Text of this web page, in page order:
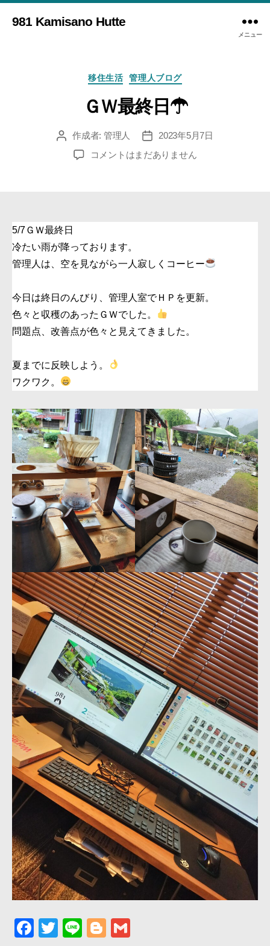
981 Kamisano Hutte
メニュー
カ
テ
ゴ
リ
移住生活 管理人ブログ
ＧＷ最終日☂
投 作成者: 管理人
投
稿
日
2023年5月7日
Ｇ
の
コメントはまだありません
5/7ＧＷ最終日
冷たい雨が降っております。
管理人は、空を見ながら一人寂しくコーヒー
今日は終日のんびり、管理人室でＨＰを更新。
色々と収穫のあったＧＷでした。
問題点、改善点が色々と見えてきました。
夏までに反映しよう。
ワクワク。
F
T
Li
Bl